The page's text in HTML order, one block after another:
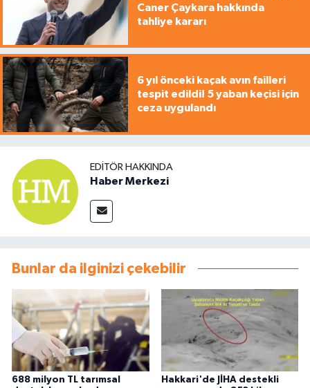
Caner Çaykara hakkında
tahliye kararı
6 yıl önceki kaçak avın failleri
tespit edildi! 5 yaban keçisi için
ceza uygulandı
EDITÖR HAKKINDA
Haber Merkezi
Bunlar da ilginizi çekebilir
688 milyon TL tarımsal
Hakkari'de JİHA destekli